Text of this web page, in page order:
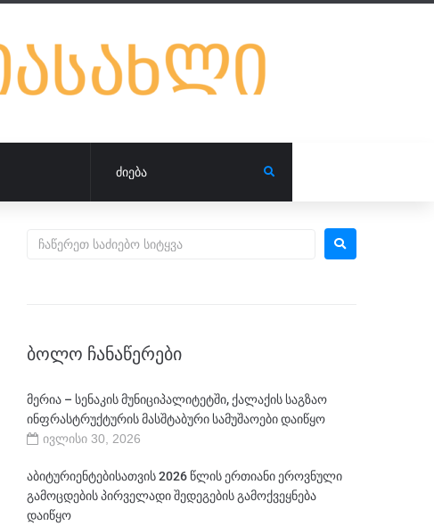
ᲑᲝᲚᲝ ᲩᲐᲜᲐᲬᲔᲠᲔᲑᲘ
მერია – სენაკის მუნიციპალიტეტში, ქალაქის საგზაო
ინფრასტრუქტურის მასშტაბური სამუშაოები დაიწყო
ივლისი 30, 2026
აბიტურიენტებისათვის 2026 წლის ერთიანი ეროვნული
გამოცდების პირველადი შედეგების გამოქვეყნება
დაიწყო